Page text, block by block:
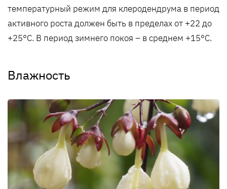
температурный режим для клеродендрума в период
активного роста должен быть в пределах от +22 до
+25°C. В период зимнего покоя – в среднем +15°C.
Влажность